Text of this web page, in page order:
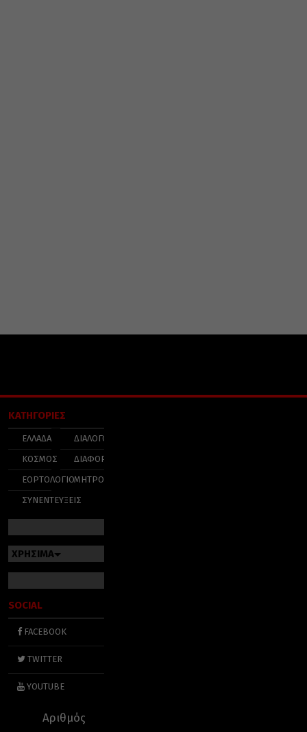
ΚΑΤΗΓΟΡΙΕΣ
ΕΛΛΑΔΑ
ΚΟΣΜΟΣ
ΕΟΡΤΟΛΟΓΙΟ
ΣΥΝΕΝΤΕΥΞΕΙΣ
ΔΙΑΛΟΓΟΣ
ΔΙΑΦΟΡΑ
ΜΗΤΡΟΠΟΛΕΙΣ
ΧΡΗΣΙΜΑ
SOCIAL
FACEBOOK
TWITTER
YOUTUBE
Αριθμός